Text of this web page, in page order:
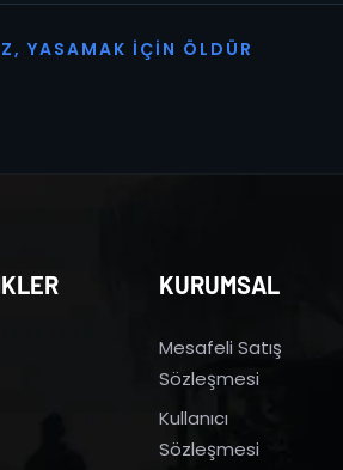
Z, YASAMAK İ ÇI N Ö L D Ü R
KURUMSAL
Mesafeli Satış
Sözleşmesi
Kullanıcı
Sözleşmesi